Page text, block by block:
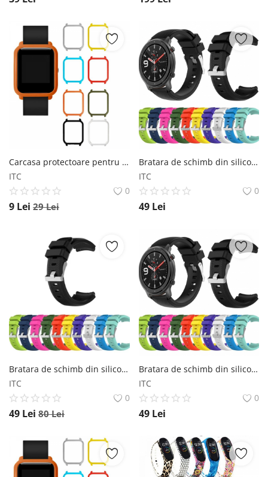
Carcasa protectoare pentru Smartwatch Amazfit Bip Xiaomi
ITC
0
9 Lei 29Lei
Bratara de schimb din silicon cu striatii pentru Xiaomi Huami Amazfit GTR 42mm, diferite colorituri, confortabila si rezistenta Star
ITC
0
49 Lei
Bratara de schimb din silicon, cu striatii, pentru Xiaomi Huami Amazfit GTS, diferite colorituri, confortabila si rezistenta Star
ITC
0
49 Lei 80Lei
Bratara de schimb din silicon cu striatii pentru Xiaomi Huami Amazfit GTR 42mm, diferite colorituri, confortabila si rezistenta Star
ITC
0
49 Lei